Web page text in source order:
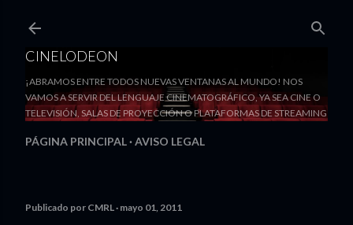
CINELODEON
¡ABRAMOS ENTRE TODOS NUEVAS VENTANAS AL MUNDO! NOS
VAMOS A SERVIR DEL LENGUAJE CINEMATOGRÁFICO, YA SEA CINE O
TELEVISIÓN, SALAS DE PROYECCIÓN O PLATAFORMAS DE STREAMING
PÁGINA PRINCIPAL AVISO LEGAL
Publicado por CMRL mayo 01, 2011